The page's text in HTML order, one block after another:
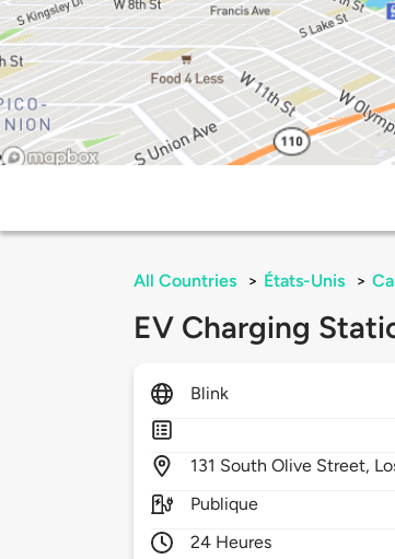
All Countries > États-Unis >
EV Charging
Blink
131 South Olive Street,
Publique
24 Heures